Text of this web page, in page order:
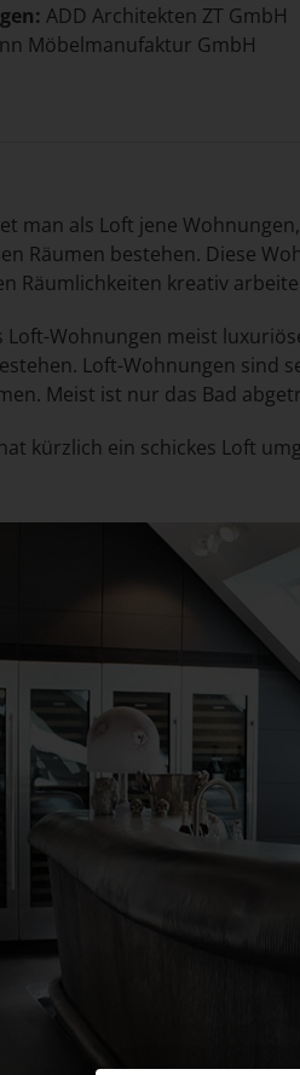
ADD Architekten ZT GmbH
Möbelmanufaktur GmbH
man als Loft jene
Räumen bestehen. Diese
Räumlichkeiten kreativ
Loft-Wohnungen meist
Loft-Wohnungen
Meist ist nur das Bad
kürzlich ein schickes Loft